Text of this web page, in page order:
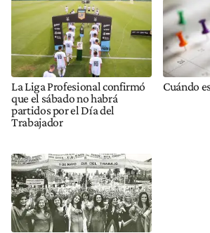
La Liga Profesional confirmó
que el sábado no habrá
partidos por el Día del
Trabajador
Cuándo